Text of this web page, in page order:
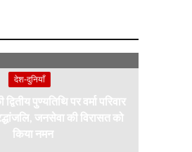
देश-दुनियाँ
द्वितीय पुण्यतिथि पर वर्मा परिवार
जनसेवा की विरासत को
किया नमन